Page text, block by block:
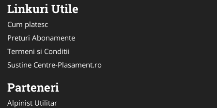
Linkuri Utile
Cum platesc
Preturi Abonamente
Termeni si Conditii
Sustine Centre-Plasament.ro
Parteneri
Alpinist Utilitar